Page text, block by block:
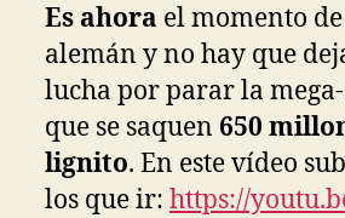
Es ahora el momento
alemán y no hay que
lucha por parar la
que se saquen 650
lignito. En este vídeo
los que ir: https://